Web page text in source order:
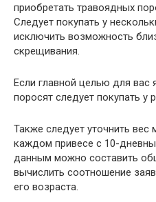
приобретать травоядных
Следует покупать у
исключить возможность
скрещивания.
Если главной целью для вас
поросят следует покупать у
Также следует уточнить
каждом привесе с 10-
данным можно составить
вычислить соотношение
его возраста.